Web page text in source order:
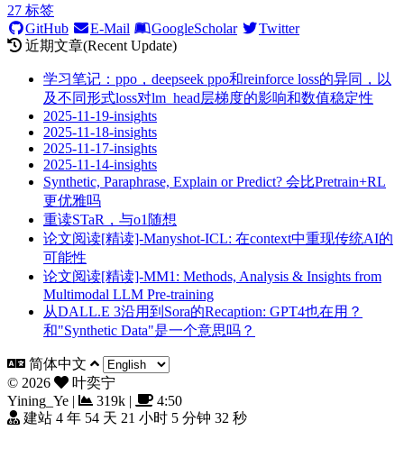
27 标签
GitHub
E-Mail GoogleScholar
Twitter
近期文章(Recent Update)
学习笔记：ppo，deepseek ppo和reinforce loss的异同，以
及不同形式loss对lm_head层梯度的影响和数值稳定性
2025-11-19-insights
2025-11-18-insights
2025-11-17-insights
2025-11-14-insights
Synthetic, Paraphrase, Explain or Predict? 会比Pretrain+RL
更优雅吗
重读STaR，与o1随想
论文阅读[精读]-Manyshot-ICL: 在context中重现传统AI的
可能性
论文阅读[精读]-MM1: Methods, Analysis & Insights from
Multimodal LLM Pre-training
从DALL.E 3沿用到Sora的Recaption: GPT4也在用？
和"Synthetic Data"是一个意思吗？
简体中文
© 2026
叶奕宁
Yining_Ye | 319k |
4:50
建站 4 年 54 天 21 小时 5 分钟 34 秒